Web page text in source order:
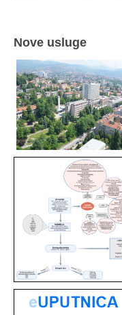
Nove usluge